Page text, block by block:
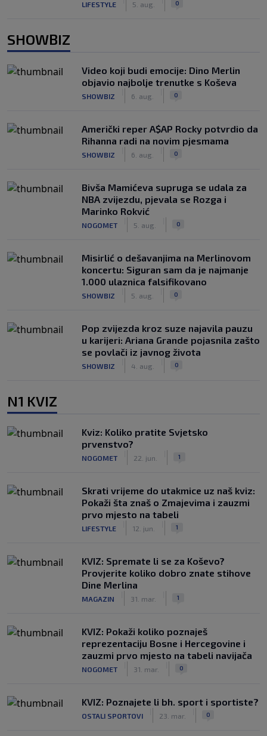
LIFESTYLE 5. aug. 0
SHOWBIZ
Video koji budi emocije: Dino Merlin
objavio najbolje trenutke s Koševa
SHOWBIZ 6. aug. 0
Američki reper A$AP Rocky potvrdio da
Rihanna radi na novim pjesmama
SHOWBIZ 6. aug. 0
Bivša Mamićeva supruga se udala za
NBA zvijezdu, pjevala se Rozga i
Marinko Rokvić
NOGOMET 5. aug. 0
Misirlić o dešavanjima na Merlinovom
koncertu: Siguran sam da je najmanje
1.000 ulaznica falsifikovano
SHOWBIZ 5. aug. 0
Pop zvijezda kroz suze najavila pauzu
u karijeri: Ariana Grande pojasnila zašto
se povlači iz javnog života
SHOWBIZ 4. aug. 0
N1 KVIZ
Kviz: Koliko pratite Svjetsko
prvenstvo?
NOGOMET 22. jun. 1
Skrati vrijeme do utakmice uz naš kviz:
Pokaži šta znaš o Zmajevima i zauzmi
prvo mjesto na tabeli
LIFESTYLE 12. jun. 1
KVIZ: Spremate li se za Koševo?
Provjerite koliko dobro znate stihove
Dine Merlina
MAGAZIN 31. mar. 1
KVIZ: Pokaži koliko poznaješ
reprezentaciju Bosne i Hercegovine i
zauzmi prvo mjesto na tabeli navijača
NOGOMET 31. mar. 0
KVIZ: Poznajete li bh. sport i sportiste?
OSTALI SPORTOVI 23. mar. 0